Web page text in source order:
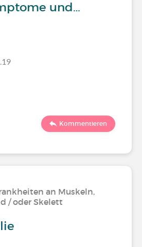
und…
Kommentieren
an Muskeln,
/ oder Skelett